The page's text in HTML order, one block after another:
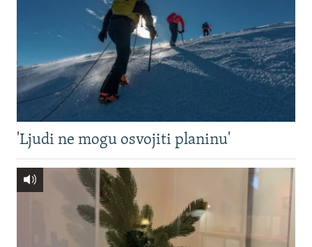
'Ljudi ne mogu osvojiti planinu'